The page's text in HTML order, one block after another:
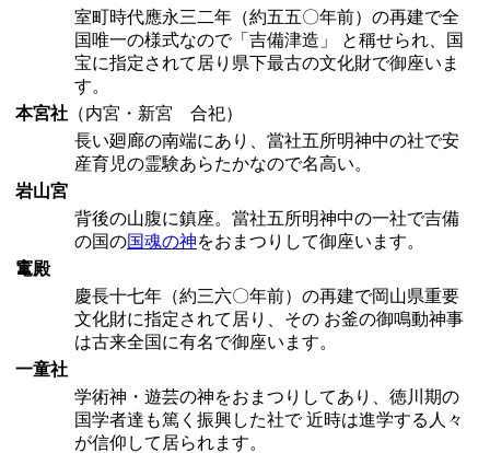
室町時代應永三二年（約五五〇年前）の再建で全
国唯一の様式なので「吉備津造」 と稱せられ、国
宝に指定されて居り県下最古の文化財で御座いま
す。
本宮社 （内宮・新宮 合祀）
長い廻廊の南端にあり、當社五所明神中の社で安
産育児の霊験あらたかなので名高い。
岩山宮
背後の山腹に鎮座。當社五所明神中の一社で吉備
の国の国魂の神をおまつりして御座います。
竃殿
慶長十七年（約三六〇年前）の再建で岡山県重要
文化財に指定されて居り、その お釜の御鳴動神事
は古来全国に有名で御座います。
一童社
学術神・遊芸の神をおまつりしてあり、徳川期の
国学者達も篤く振興した社で 近時は進学する人々
が信仰して居られます。